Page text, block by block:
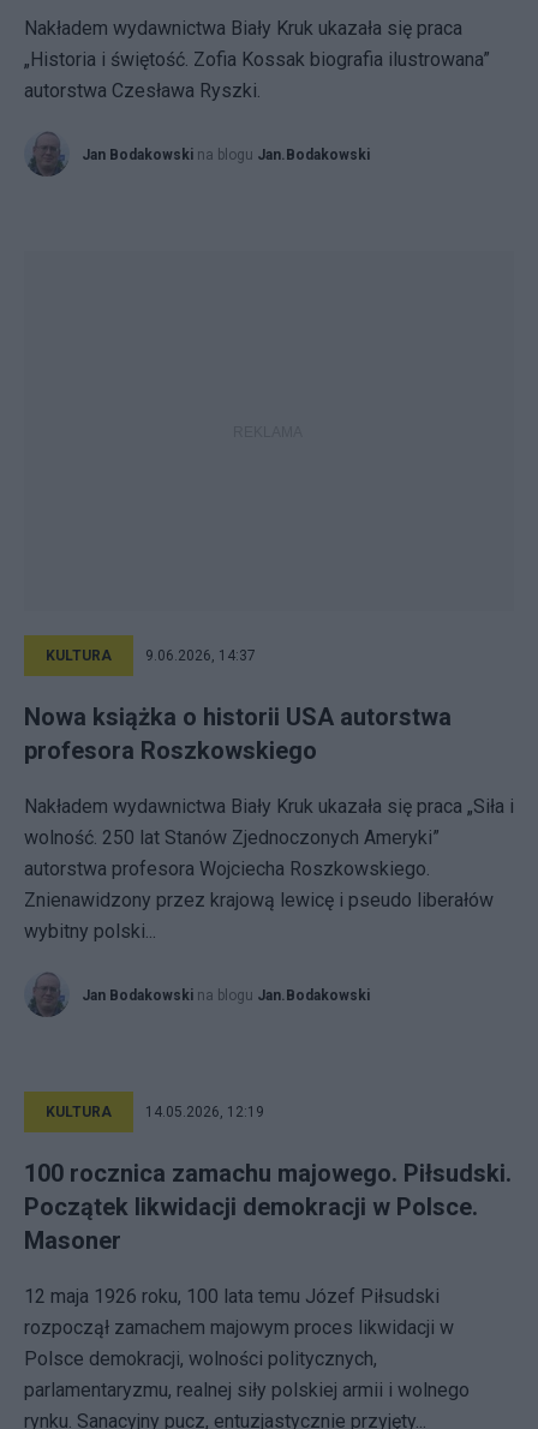
Nakładem wydawnictwa Biały Kruk ukazała się praca
„Historia i świętość. Zofia Kossak biografia ilustrowana”
autorstwa Czesława Ryszki.
Jan Bodakowski na blogu Jan.Bodakowski
KULTURA 9.06.2026, 14:37
Nowa książka o historii USA autorstwa
profesora Roszkowskiego
Nakładem wydawnictwa Biały Kruk ukazała się praca „Siła i
wolność. 250 lat Stanów Zjednoczonych Ameryki”
autorstwa profesora Wojciecha Roszkowskiego.
Znienawidzony przez krajową lewicę i pseudo liberałów
wybitny polski...
Jan Bodakowski na blogu Jan.Bodakowski
KULTURA 14.05.2026, 12:19
100 rocznica zamachu majowego. Piłsudski.
Początek likwidacji demokracji w Polsce.
Masoner
12 maja 1926 roku, 100 lata temu Józef Piłsudski
rozpoczął zamachem majowym proces likwidacji w
Polsce demokracji, wolności politycznych,
parlamentaryzmu, realnej siły polskiej armii i wolnego
rynku. Sanacyjny pucz, entuzjastycznie przyjęty...